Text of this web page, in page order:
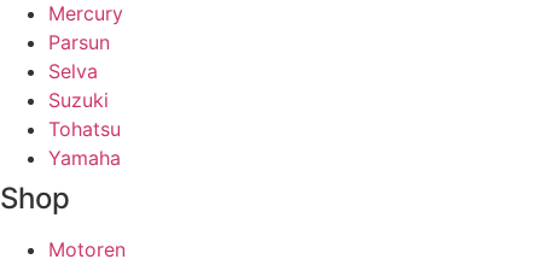
Mercury
Parsun
Selva
Suzuki
Tohatsu
Yamaha
Shop
Motoren